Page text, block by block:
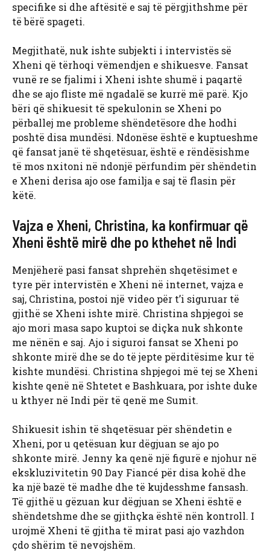
specifike si dhe aftësitë e saj të përgjithshme për
të bërë spageti.
Megjithatë, nuk ishte subjekti i intervistës së
Xheni që tërhoqi vëmendjen e shikuesve. Fansat
vunë re se fjalimi i Xheni ishte shumë i paqartë
dhe se ajo fliste më ngadalë se kurrë më parë. Kjo
bëri që shikuesit të spekulonin se Xheni po
përballej me probleme shëndetësore dhe hodhi
poshtë disa mundësi. Ndonëse është e kuptueshme
që fansat janë të shqetësuar, është e rëndësishme
të mos nxitoni në ndonjë përfundim për shëndetin
e Xheni derisa ajo ose familja e saj të flasin për
këtë.
Vajza e Xheni, Christina, ka konfirmuar që
Xheni është mirë dhe po kthehet në Indi
Menjëherë pasi fansat shprehën shqetësimet e
tyre për intervistën e Xheni në internet, vajza e
saj, Christina, postoi një video për t’i siguruar të
gjithë se Xheni ishte mirë. Christina shpjegoi se
ajo mori masa sapo kuptoi se diçka nuk shkonte
me nënën e saj. Ajo i siguroi fansat se Xheni po
shkonte mirë dhe se do të jepte përditësime kur të
kishte mundësi. Christina shpjegoi më tej se Xheni
kishte qenë në Shtetet e Bashkuara, por ishte duke
u kthyer në Indi për të qenë me Sumit.
Shikuesit ishin të shqetësuar për shëndetin e
Xheni, por u qetësuan kur dëgjuan se ajo po
shkonte mirë. Jenny ka qenë një figurë e njohur në
ekskluzivitetin 90 Day Fiancé për disa kohë dhe
ka një bazë të madhe dhe të kujdesshme fansash.
Të gjithë u gëzuan kur dëgjuan se Xheni është e
shëndetshme dhe se gjithçka është nën kontroll. I
urojmë Xheni të gjitha të mirat pasi ajo vazhdon
çdo shërim të nevojshëm.